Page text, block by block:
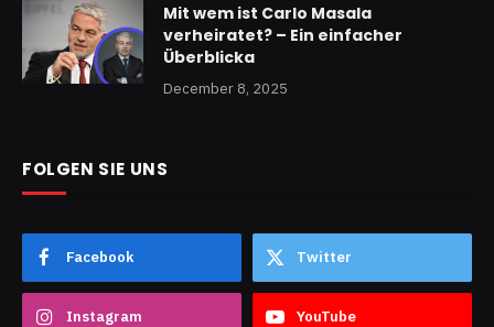
Mit wem ist Carlo Masala
verheiratet? – Ein einfacher
Überblicka
December 8, 2025
FOLGEN SIE UNS
Facebook Twitter
Instagram YouTube